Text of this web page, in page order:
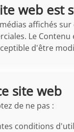
web est
affichés
Le
d'être
site web
de ne pas :
conditions